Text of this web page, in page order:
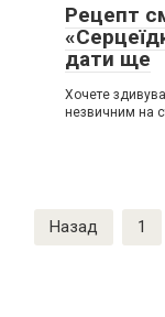
Рецепт
дати ще
Хочете
незвичним на
Пагинация
записей
Назад 1